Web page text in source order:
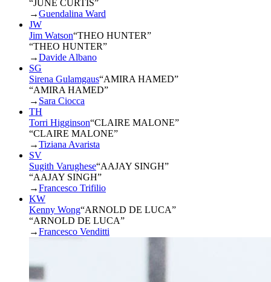
“JUNE CURTIS”
→Guendalina Ward
JW
Jim Watson“THEO HUNTER”
“THEO HUNTER”
→Davide Albano
SG
Sirena Gulamgaus“AMIRA HAMED”
“AMIRA HAMED”
→ Sara Ciocca
TH
Torri Higginson“CLAIRE MALONE”
“CLAIRE MALONE”
→Tiziana Avarista
SV
Sugith Varughese“AAJAY SINGH”
“AAJAY SINGH”
→Francesco Trifilio
KW
Kenny Wong“ARNOLD DE LUCA”
“ARNOLD DE LUCA”
→Francesco Venditti